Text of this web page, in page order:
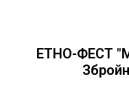
ЕТНО-ФЕСТ